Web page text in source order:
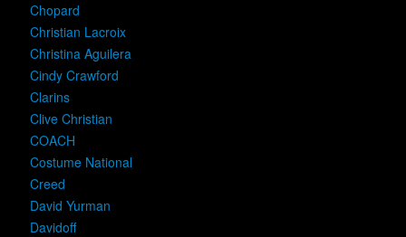
Chopard
Christian Lacroix
Christina Aguilera
Cindy Crawford
Clarins
Clive Christian
COACH
Costume National
Creed
David Yurman
Davidoff